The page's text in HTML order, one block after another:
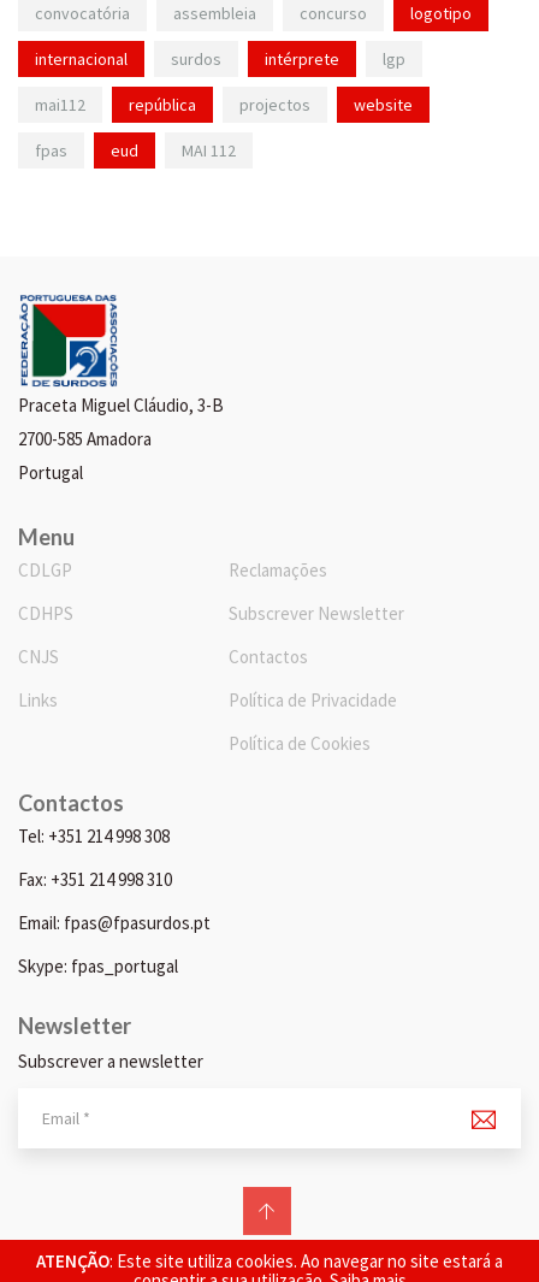
ATENÇÃO: Este site utiliza cookies. Ao navegar no site estará a
convocatória assembleia concurso logotipo
internacional surdos intérprete lgp
mai112 república projectos website
fpas eud MAI 112
Praceta Miguel Cláudio, 3-B
2700-585 Amadora
Portugal
Menu
CDLGP
CDHPS
CNJS
Links
Reclamações
Subscrever Newsletter
Contactos
Política de Privacidade
Política de Cookies
Contactos
Tel: +351 214 998 308
Fax: +351 214 998 310
Email: fpas@fpasurdos.pt
Skype: fpas_portugal
Newsletter
Subscrever a newsletter
© 2026 FPAS. Todos os direitos reservados.